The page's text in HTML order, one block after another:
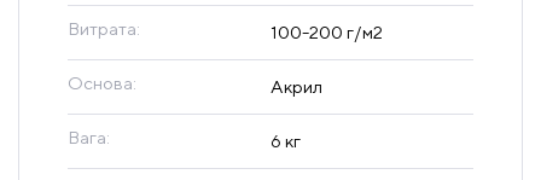
Витрата: 100-200 г/м2
Основа: Акрил
Вага: 6 кг